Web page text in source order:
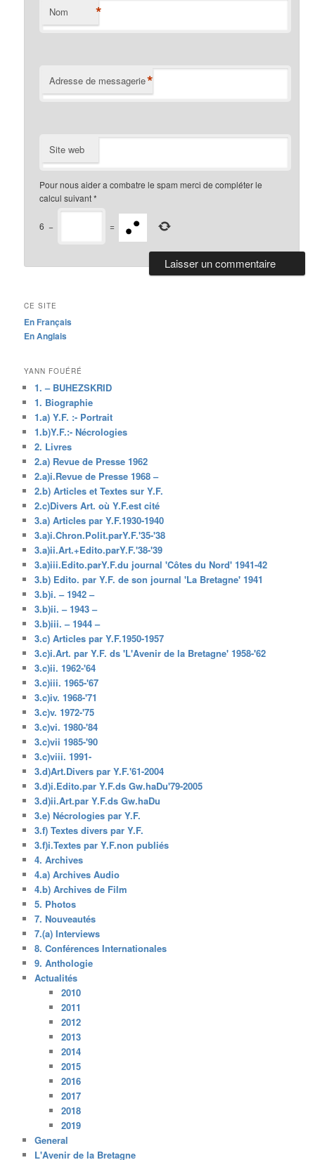
Nom *
Adresse de messagerie*
Site web
Pour nous aider a combatre le spam merci de compléter le
calcul suivant*
6 − =
CE SITE
En Français
En Anglais
YANN FOUÉRÉ
1. – BUHEZSKRID
1. Biographie
1.a) Y.F. :- Portrait
1.b)Y.F.:- Nécrologies
2. Livres
2.a) Revue de Presse 1962
2.a)i.Revue de Presse 1968 –
2.b) Articles et Textes sur Y.F.
2.c)Divers Art. où Y.F.est cité
3.a) Articles par Y.F.1930-1940
3.a)i.Chron.Polit.parY.F.'35-'38
3.a)ii.Art.+Edito.parY.F.'38-'39
3.a)iii.Edito.parY.F.du journal 'Côtes du Nord' 1941-42
3.b) Edito. par Y.F. de son journal 'La Bretagne' 1941
3.b)i. – 1942 –
3.b)ii. – 1943 –
3.b)iii. – 1944 –
3.c) Articles par Y.F.1950-1957
3.c)i.Art. par Y.F. ds 'L'Avenir de la Bretagne' 1958-'62
3.c)ii. 1962-'64
3.c)iii. 1965-'67
3.c)iv. 1968-'71
3.c)v. 1972-'75
3.c)vi. 1980-'84
3.c)vii 1985-'90
3.c)viii. 1991-
3.d)Art.Divers par Y.F.'61-2004
3.d)i.Edito.par Y.F.ds Gw.haDu'79-2005
3.d)ii.Art.par Y.F.ds Gw.haDu
3.e) Nécrologies par Y.F.
3.f) Textes divers par Y.F.
3.f)i.Textes par Y.F.non publiés
4. Archives
4.a) Archives Audio
4.b) Archives de Film
5. Photos
7. Nouveautés
7.(a) Interviews
8. Conférences Internationales
9. Anthologie
Actualités
2010
2011
2012
2013
2014
2015
2016
2017
2018
2019
General
L'Avenir de la Bretagne